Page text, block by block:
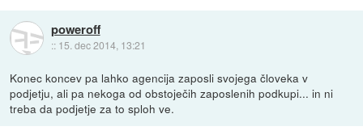
poweroff
:: 15. dec 2014, 13:21
Konec koncev pa lahko agencija zaposli svojega človeka v
podjetju, ali pa nekoga od obstoječih zaposlenih podkupi... in ni
treba da podjetje za to sploh ve.